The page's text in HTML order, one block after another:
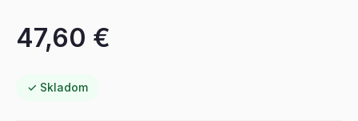
47,60 €
✓ Skladom